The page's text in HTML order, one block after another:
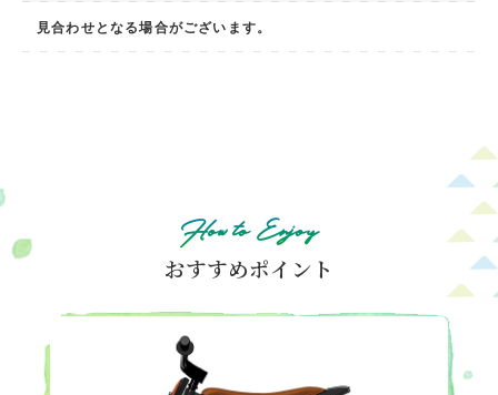
見合わせとなる場合がございます。
How to Enjoy
おすすめポイント